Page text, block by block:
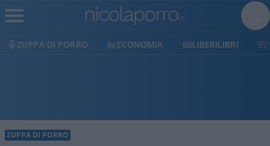
ECONOMIA LIBERILIBRI SHOP SOSTIENICI
ZUPPA DI PORRO